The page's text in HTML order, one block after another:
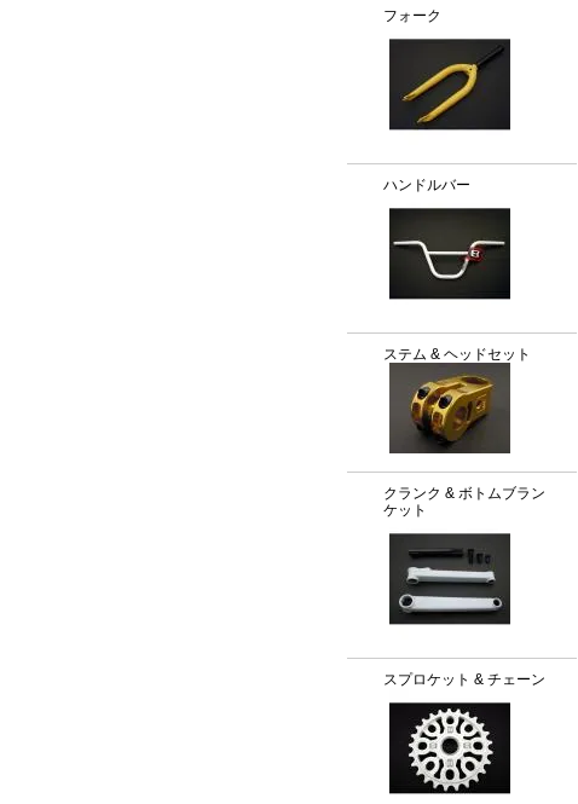
フォーク
ハンドルバー
ステム & ヘッドセット
クランク & ボトムブラン
ケット
スプロケット & チェーン